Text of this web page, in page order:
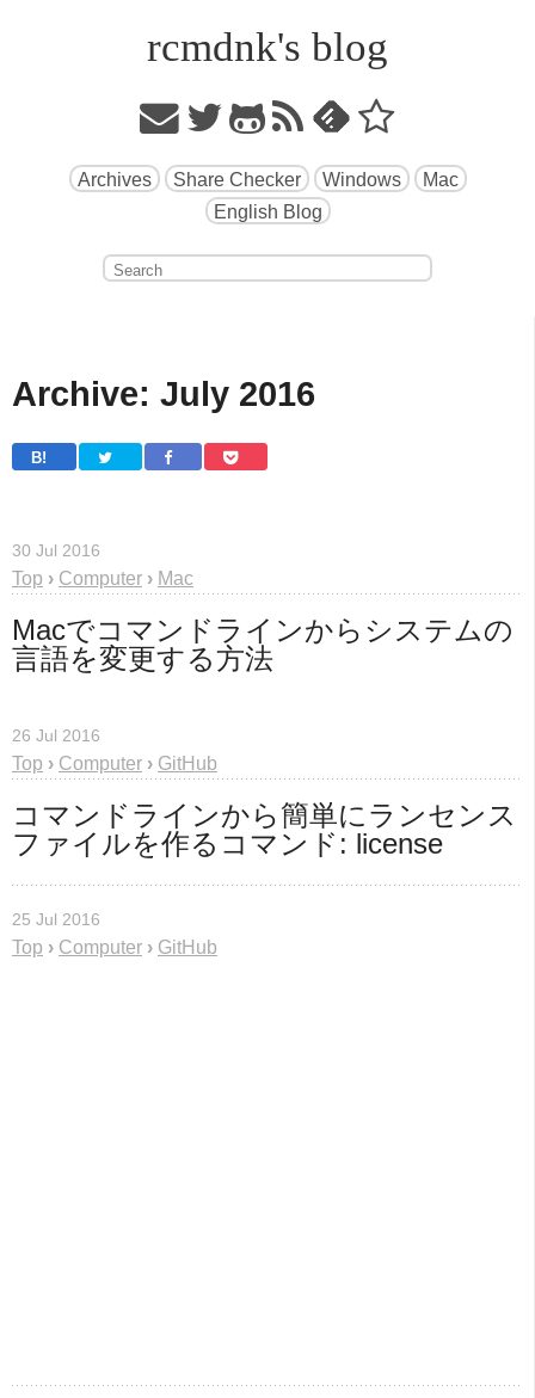
rcmdnk's blog
Archives Share Checker Windows
Mac
English Blog
Archive: July 2016
B!
30 Jul 2016
Top › Computer › Mac
Macでコマンドラインからシステムの
言語を変更する方法
26 Jul 2016
Top › Computer › GitHub
コマンドラインから簡単にランセンス
ファイルを作るコマンド: license
25 Jul 2016
Top › Computer › GitHub